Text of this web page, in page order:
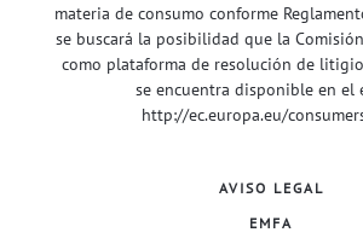
materia de consumo conforme
se buscará la posibilidad que la
como plataforma de resolución de
se encuentra disponible en el
http://ec.europa.eu/
AVISO LEGAL
EMFA